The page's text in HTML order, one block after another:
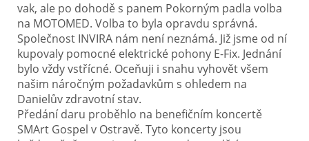
vak, ale po dohodě s panem Pokorným padla volba
na MOTOMED. Volba to byla opravdu správná.
Společnost INVIRA nám není neznámá. Již jsme od ní
kupovaly pomocné elektrické pohony E-Fix. Jednání
bylo vždy vstřícné. Oceňuji i snahu vyhovět všem
našim náročným požadavkům s ohledem na
Danielův zdravotní stav.
Předání daru proběhlo na benefičním koncertě
SMArt Gospel v Ostravě. Tyto koncerty jsou